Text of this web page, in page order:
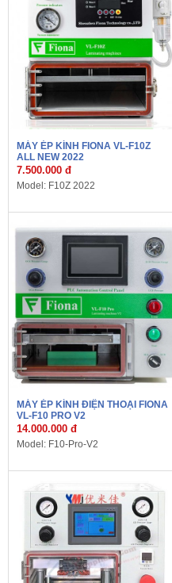
MÁY ÉP KÍNH FIONA VL-F10Z
ALL NEW 2022
7.500.000 đ
Model: F10Z 2022
MÁY ÉP KÍNH ĐIỆN THOẠI FIONA
VL-F10 PRO V2
14.000.000 đ
Model: F10-Pro-V2